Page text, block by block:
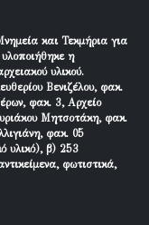
και Τεκμήρια για
η
υλικού.
Βενιζέλου, φακ.
φακ. 3, Αρχείο
Μητσοτάκη, φακ.
φακ. 05
υλικό), β) 253
φωτιστικά,